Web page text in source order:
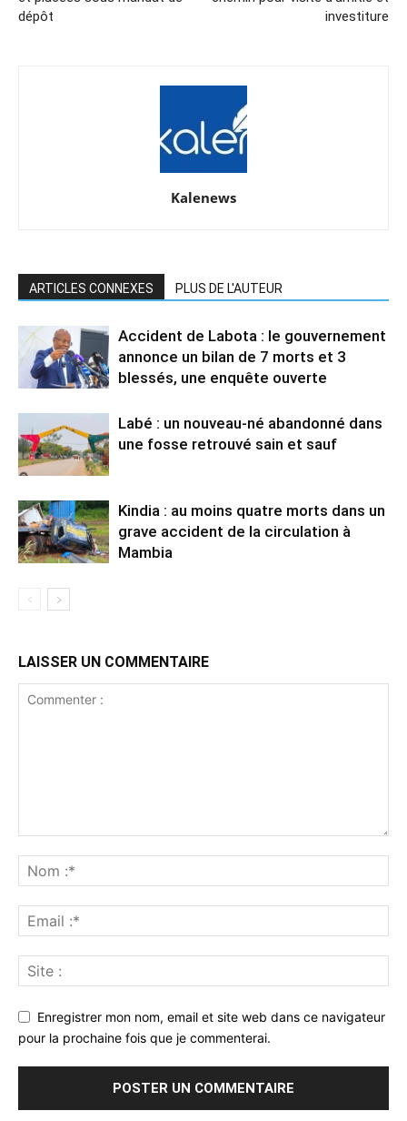
dépôt
investiture
Kalenews
ARTICLES CONNEXES PLUS DE L'AUTEUR
Accident de Labota : le gouvernement
annonce un bilan de 7 morts et 3
blessés, une enquête ouverte
Labé : un nouveau-né abandonné dans
une fosse retrouvé sain et sauf
Kindia : au moins quatre morts dans un
grave accident de la circulation à
Mambia
LAISSER UN COMMENTAIRE
Enregistrer mon nom, email et site web dans ce navigateur
pour la prochaine fois que je commenterai.